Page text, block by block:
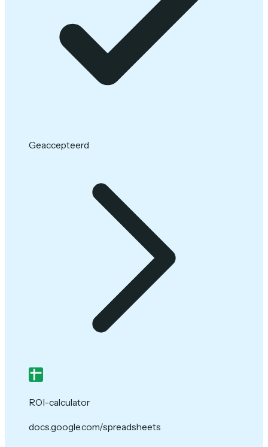
Geaccepteerd
ROI-calculator
docs.google.com/spreadsheets